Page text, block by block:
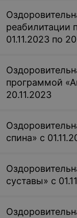
«Твин», «Дабл»
запись
только по
Однокомнатный
запись
только по
Двухкомнатный
запись
реабилитации
01.11.2023 по
программой
20.11.2023
спина» с
суставы» с